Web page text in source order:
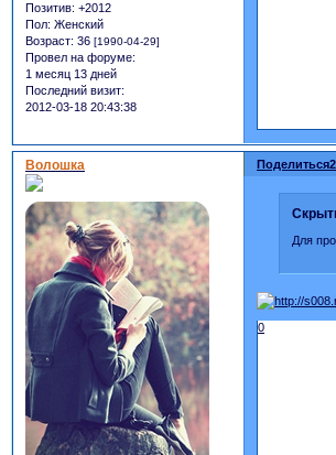
Позитив: +2012
Пол: Женский
Возраст: 36 [1990-04-29]
Провел на форуме:
1 месяц 13 дней
Последний визит:
2012-03-18 20:43:38
Поделиться
Волошка
Для
0